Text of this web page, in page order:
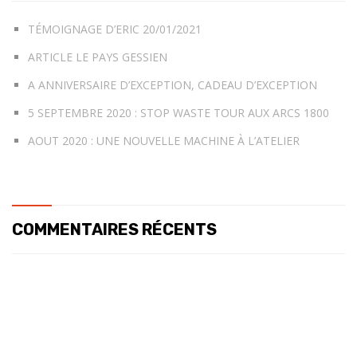
TÉMOIGNAGE D’ERIC 20/01/2021
ARTICLE LE PAYS GESSIEN
A ANNIVERSAIRE D’EXCEPTION, CADEAU D’EXCEPTION
5 SEPTEMBRE 2020 : STOP WASTE TOUR AUX ARCS 1800
AOUT 2020 : UNE NOUVELLE MACHINE À L’ATELIER
COMMENTAIRES RÉCENTS